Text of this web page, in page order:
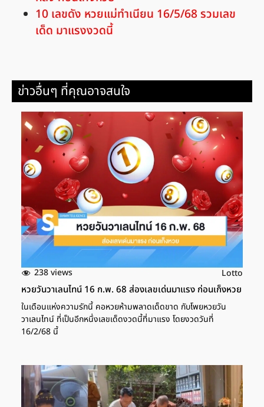
10 เลขดัง หวยแม่ทำเนียน 16/5/68 รวมเลข
เด็ด มาแรงงวดนี้
ข่าวอื่นๆ ที่คุณอาจสนใจ
238 views Lotto
หวยวันวาเลนไทน์ 16 ก.พ. 68 ส่องเลขเด่นมาแรง ก่อนเก็งหวย
ในเดือนแห่งความรักนี้ คอหวยห้ามพลาดเด็ดขาด กับโพยหวยวัน
วาเลนไทน์ ที่เป็นอีกหนึ่งเลขเด็ดงวดนี้ที่มาแรง โดยงวดวันที่
16/2/68 นี้